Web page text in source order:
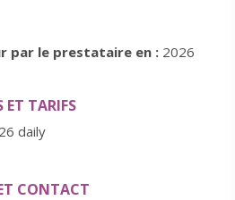
par le prestataire en : 2026
ET TARIFS
daily
CONTACT